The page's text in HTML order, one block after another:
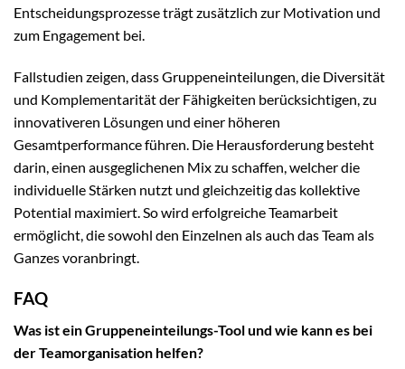
Entscheidungsprozesse trägt zusätzlich zur Motivation und
zum Engagement bei.
Fallstudien zeigen, dass Gruppeneinteilungen, die Diversität
und Komplementarität der Fähigkeiten berücksichtigen, zu
innovativeren Lösungen und einer höheren
Gesamtperformance führen. Die Herausforderung besteht
darin, einen ausgeglichenen Mix zu schaffen, welcher die
individuelle Stärken nutzt und gleichzeitig das kollektive
Potential maximiert. So wird erfolgreiche Teamarbeit
ermöglicht, die sowohl den Einzelnen als auch das Team als
Ganzes voranbringt.
FAQ
Was ist ein Gruppeneinteilungs-Tool und wie kann es bei
der Teamorganisation helfen?